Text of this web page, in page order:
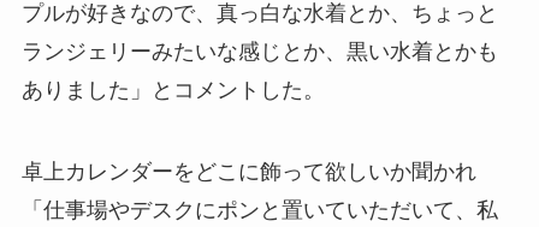
プルが好きなので、真っ白な水着とか、ちょっと
ランジェリーみたいな感じとか、黒い水着とかも
ありました」とコメントした。
卓上カレンダーをどこに飾って欲しいか聞かれ
「仕事場やデスクにポンと置いていただいて、私